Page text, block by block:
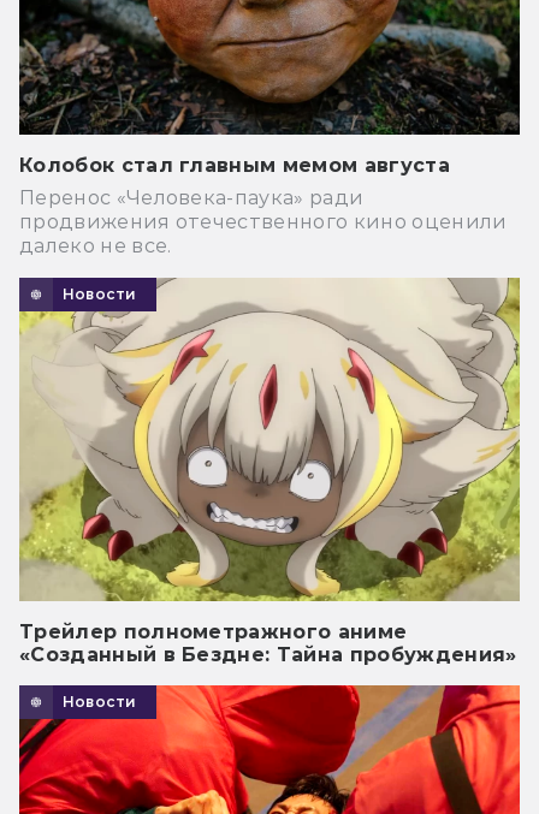
Колобок стал главным мемом августа
Перенос «Человека-паука» ради
продвижения отечественного кино оценили
далеко не все.
Новости
Трейлер полнометражного аниме
«Созданный в Бездне: Тайна пробуждения»
Новости